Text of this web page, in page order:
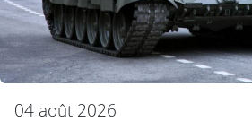
04 août 2026